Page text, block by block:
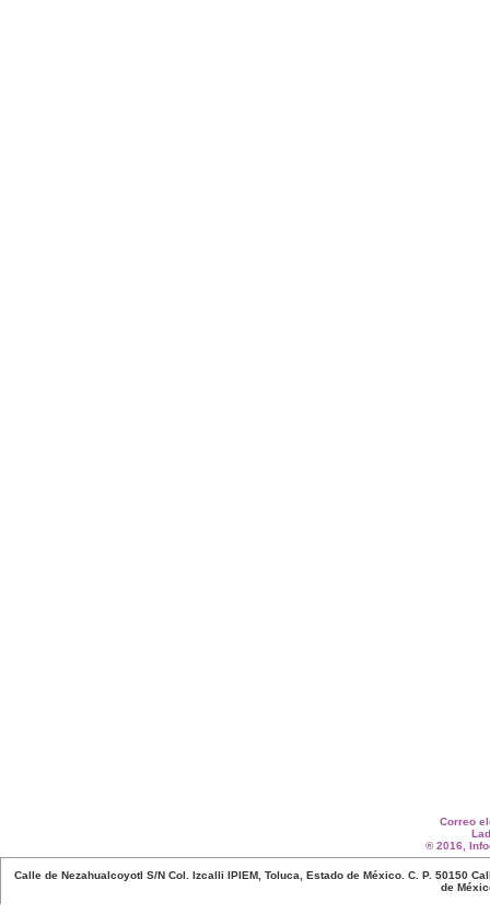
Correo
® 2016,
Calle de Nezahualcoyotl S/N Col. Izcalli IPIEM, Toluca, Estado de México. C. P. 50150
de